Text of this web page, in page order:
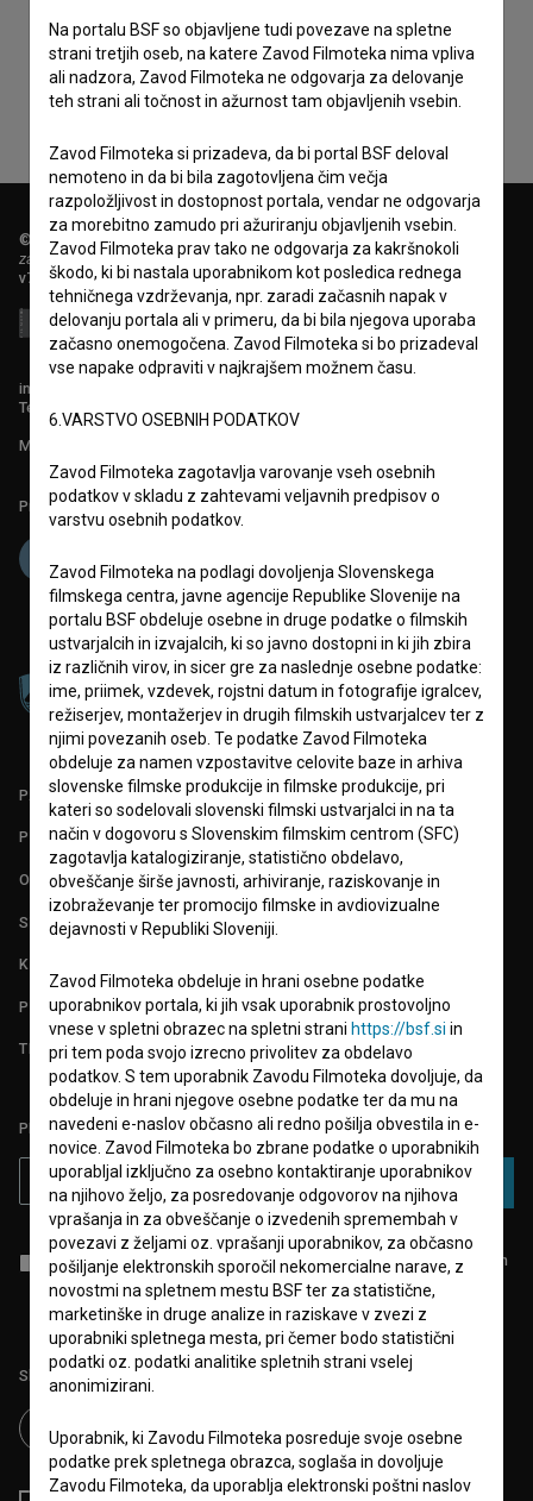
zbiranje, hrambo in obdelavo osebnih podatkov.
© 2018-2026, Filmoteka,
zavod za širjenje filmske kulture
v7.150.0
info@filmoteka.si
Tehnična pomoč: podpora@bsf.si
Mednarodna številka ISSN 2670-787X
Projekt sofinancira:
PARTNERJI
POGOJI UPORABE
O PROJEKTU
STATISTIKA
KONTAKT
POGOSTA VPRAŠANJA
TEST FUNKCIONALNOSTI
PRIJAVITE SE NA BSF NOVIČNIK:
PRIJAVA
Sprejemamsplošne pogojein dajemsoglasjeza zbiranje, hrambo in
obdelavo osebnih podatkov.
Sledite nam na:
Na portalu BSF so objavljene tudi povezave na spletne
strani tretjih oseb, na katere Zavod Filmoteka nima vpliva
ali nadzora, Zavod Filmoteka ne odgovarja za delovanje
teh strani ali točnost in ažurnost tam objavljenih vsebin.
Zavod Filmoteka si prizadeva, da bi portal BSF deloval
nemoteno in da bi bila zagotovljena čim večja
razpoložljivost in dostopnost portala, vendar ne odgovarja
za morebitno zamudo pri ažuriranju objavljenih vsebin.
Zavod Filmoteka prav tako ne odgovarja za kakršnokoli
škodo, ki bi nastala uporabnikom kot posledica rednega
tehničnega vzdrževanja, npr. zaradi začasnih napak v
delovanju portala ali v primeru, da bi bila njegova uporaba
začasno onemogočena. Zavod Filmoteka si bo prizadeval
vse napake odpraviti v najkrajšem možnem času.
6.VARSTVO OSEBNIH PODATKOV
Zavod Filmoteka zagotavlja varovanje vseh osebnih
podatkov v skladu z zahtevami veljavnih predpisov o
varstvu osebnih podatkov.
Zavod Filmoteka na podlagi dovoljenja Slovenskega
filmskega centra, javne agencije Republike Slovenije na
portalu BSF obdeluje osebne in druge podatke o filmskih
ustvarjalcih in izvajalcih, ki so javno dostopni in ki jih zbira
iz različnih virov, in sicer gre za naslednje osebne podatke:
ime, priimek, vzdevek, rojstni datum in fotografije igralcev,
režiserjev, montažerjev in drugih filmskih ustvarjalcev ter z
njimi povezanih oseb. Te podatke Zavod Filmoteka
obdeluje za namen vzpostavitve celovite baze in arhiva
slovenske filmske produkcije in filmske produkcije, pri
kateri so sodelovali slovenski filmski ustvarjalci in na ta
način v dogovoru s Slovenskim filmskim centrom (SFC)
zagotavlja katalogiziranje, statistično obdelavo,
obveščanje širše javnosti, arhiviranje, raziskovanje in
izobraževanje ter promocijo filmske in avdiovizualne
dejavnosti v Republiki Sloveniji.
Zavod Filmoteka obdeluje in hrani osebne podatke
uporabnikov portala, ki jih vsak uporabnik prostovoljno
vnese v spletni obrazec na spletni strani https://bsf.si in
pri tem poda svojo izrecno privolitev za obdelavo
podatkov. S tem uporabnik Zavodu Filmoteka dovoljuje, da
obdeluje in hrani njegove osebne podatke ter da mu na
navedeni e-naslov občasno ali redno pošilja obvestila in e-
novice. Zavod Filmoteka bo zbrane podatke o uporabnikih
uporabljal izključno za osebno kontaktiranje uporabnikov
na njihovo željo, za posredovanje odgovorov na njihova
vprašanja in za obveščanje o izvedenih spremembah v
povezavi z željami oz. vprašanji uporabnikov, za občasno
pošiljanje elektronskih sporočil nekomercialne narave, z
novostmi na spletnem mestu BSF ter za statistične,
marketinške in druge analize in raziskave v zvezi z
uporabniki spletnega mesta, pri čemer bodo statistični
podatki oz. podatki analitike spletnih strani vselej
anonimizirani.
Uporabnik, ki Zavodu Filmoteka posreduje svoje osebne
podatke prek spletnega obrazca, soglaša in dovoljuje
Zavodu Filmoteka, da uporablja elektronski poštni naslov